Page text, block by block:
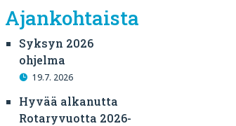
Ajankohtaista
Syksyn 2026
ohjelma
19.7. 2026
Hyvää alkanutta
Rotaryvuotta 2026-